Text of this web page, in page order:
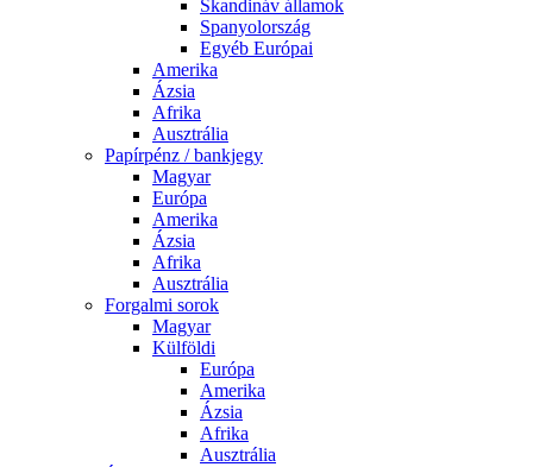
Skandináv államok
Spanyolország
Egyéb Európai
Amerika
Ázsia
Afrika
Ausztrália
Papírpénz / bankjegy
Magyar
Európa
Amerika
Ázsia
Afrika
Ausztrália
Forgalmi sorok
Magyar
Külföldi
Európa
Amerika
Ázsia
Afrika
Ausztrália